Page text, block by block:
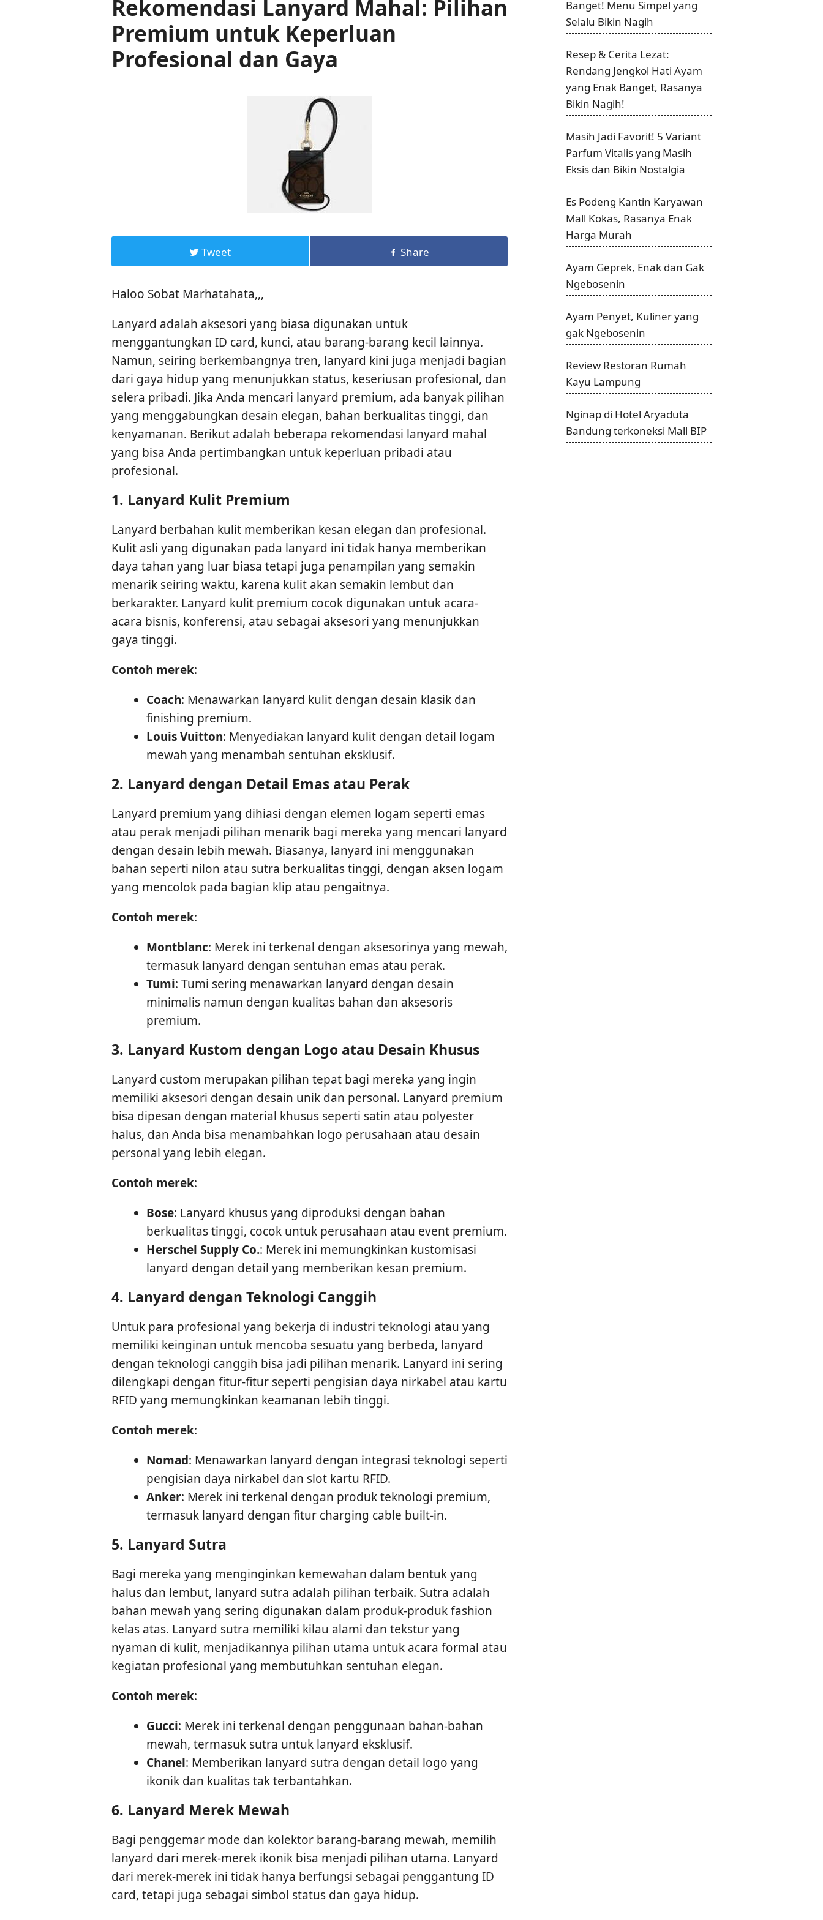
Rekomendasi Lanyard Mahal: Pilihan
Premium untuk Keperluan
Profesional dan Gaya
Tweet Share
Haloo Sobat Marhatahata,,,
Lanyard adalah aksesori yang biasa digunakan untuk
menggantungkan ID card, kunci, atau barang-barang kecil lainnya.
Namun, seiring berkembangnya tren, lanyard kini juga menjadi bagian
dari gaya hidup yang menunjukkan status, keseriusan profesional, dan
selera pribadi. Jika Anda mencari lanyard premium, ada banyak pilihan
yang menggabungkan desain elegan, bahan berkualitas tinggi, dan
kenyamanan. Berikut adalah beberapa rekomendasi lanyard mahal
yang bisa Anda pertimbangkan untuk keperluan pribadi atau
profesional.
1. Lanyard Kulit Premium
Lanyard berbahan kulit memberikan kesan elegan dan profesional.
Kulit asli yang digunakan pada lanyard ini tidak hanya memberikan
daya tahan yang luar biasa tetapi juga penampilan yang semakin
menarik seiring waktu, karena kulit akan semakin lembut dan
berkarakter. Lanyard kulit premium cocok digunakan untuk acara-
acara bisnis, konferensi, atau sebagai aksesori yang menunjukkan
gaya tinggi.
Contoh merek:
Coach: Menawarkan lanyard kulit dengan desain klasik dan
finishing premium.
Louis Vuitton: Menyediakan lanyard kulit dengan detail logam
mewah yang menambah sentuhan eksklusif.
2. Lanyard dengan Detail Emas atau Perak
Lanyard premium yang dihiasi dengan elemen logam seperti emas
atau perak menjadi pilihan menarik bagi mereka yang mencari lanyard
dengan desain lebih mewah. Biasanya, lanyard ini menggunakan
bahan seperti nilon atau sutra berkualitas tinggi, dengan aksen logam
yang mencolok pada bagian klip atau pengaitnya.
Contoh merek:
Montblanc: Merek ini terkenal dengan aksesorinya yang mewah,
termasuk lanyard dengan sentuhan emas atau perak.
Tumi: Tumi sering menawarkan lanyard dengan desain
minimalis namun dengan kualitas bahan dan aksesoris
premium.
3. Lanyard Kustom dengan Logo atau Desain Khusus
Lanyard custom merupakan pilihan tepat bagi mereka yang ingin
memiliki aksesori dengan desain unik dan personal. Lanyard premium
bisa dipesan dengan material khusus seperti satin atau polyester
halus, dan Anda bisa menambahkan logo perusahaan atau desain
personal yang lebih elegan.
Contoh merek:
Bose: Lanyard khusus yang diproduksi dengan bahan
berkualitas tinggi, cocok untuk perusahaan atau event premium.
Herschel Supply Co.: Merek ini memungkinkan kustomisasi
lanyard dengan detail yang memberikan kesan premium.
4. Lanyard dengan Teknologi Canggih
Untuk para profesional yang bekerja di industri teknologi atau yang
memiliki keinginan untuk mencoba sesuatu yang berbeda, lanyard
dengan teknologi canggih bisa jadi pilihan menarik. Lanyard ini sering
dilengkapi dengan fitur-fitur seperti pengisian daya nirkabel atau kartu
RFID yang memungkinkan keamanan lebih tinggi.
Contoh merek:
Nomad: Menawarkan lanyard dengan integrasi teknologi seperti
pengisian daya nirkabel dan slot kartu RFID.
Anker: Merek ini terkenal dengan produk teknologi premium,
termasuk lanyard dengan fitur charging cable built-in.
5. Lanyard Sutra
Bagi mereka yang menginginkan kemewahan dalam bentuk yang
halus dan lembut, lanyard sutra adalah pilihan terbaik. Sutra adalah
bahan mewah yang sering digunakan dalam produk-produk fashion
kelas atas. Lanyard sutra memiliki kilau alami dan tekstur yang
nyaman di kulit, menjadikannya pilihan utama untuk acara formal atau
kegiatan profesional yang membutuhkan sentuhan elegan.
Contoh merek:
Gucci: Merek ini terkenal dengan penggunaan bahan-bahan
mewah, termasuk sutra untuk lanyard eksklusif.
Chanel: Memberikan lanyard sutra dengan detail logo yang
ikonik dan kualitas tak terbantahkan.
6. Lanyard Merek Mewah
Bagi penggemar mode dan kolektor barang-barang mewah, memilih
lanyard dari merek-merek ikonik bisa menjadi pilihan utama. Lanyard
dari merek-merek ini tidak hanya berfungsi sebagai penggantung ID
card, tetapi juga sebagai simbol status dan gaya hidup.
Banget! Menu Simpel yang
Selalu Bikin Nagih
Resep & Cerita Lezat:
Rendang Jengkol Hati Ayam
yang Enak Banget, Rasanya
Bikin Nagih!
Masih Jadi Favorit! 5 Variant
Parfum Vitalis yang Masih
Eksis dan Bikin Nostalgia
Es Podeng Kantin Karyawan
Mall Kokas, Rasanya Enak
Harga Murah
Ayam Geprek, Enak dan Gak
Ngebosenin
Ayam Penyet, Kuliner yang
gak Ngebosenin
Review Restoran Rumah
Kayu Lampung
Nginap di Hotel Aryaduta
Bandung terkoneksi Mall BIP